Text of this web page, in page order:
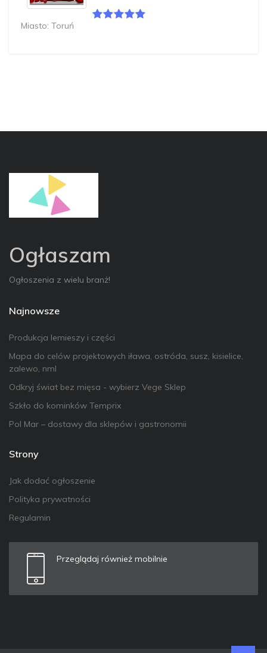
Miasto: Toruń
Ogłaszam
Ogłoszenia z wielu branż!
Najnowsze
Produkcja lemieszy i części
Mapa do celów projektowych iława, ostróda, susz, kisielice,
zalewo, nml
Odkryj świat bez mięsa - wybierz Vege Sklep
Szkło do kominków Temprix
Pol Mar – dostawy dla sklepów i gastronomii
Strony
Jak dodać ogłoszenie
Polityka prywatności
Regulamin
Przeglądaj również mobilnie